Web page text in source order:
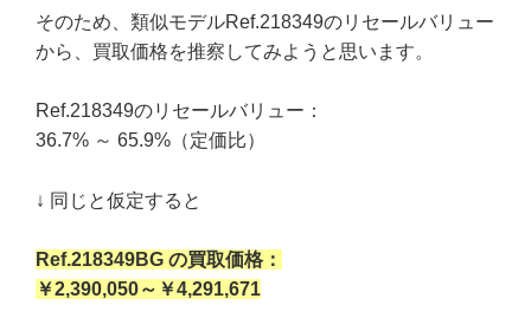
そのため、類似モデルRef.218349のリセールバリュー
から、買取価格を推察してみようと思います。
Ref.218349のリセールバリュー：
36.7% ～ 65.9%（定価比）
↓ 同じと仮定すると
Ref.218349BG の買取価格：
￥2,390,050～￥4,291,671